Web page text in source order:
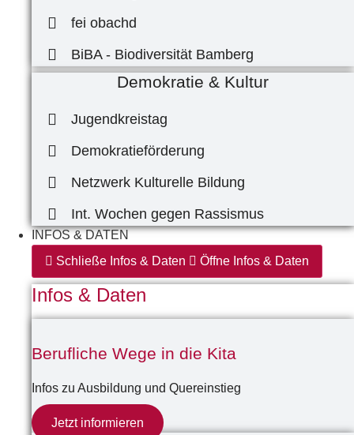
fei obachd
BiBA - Biodiversität Bamberg
Demokratie & Kultur
Jugendkreistag
Demokratieförderung
Netzwerk Kulturelle Bildung
Int. Wochen gegen Rassismus
INFOS & DATEN
Schließe Infos & Daten
Öffne Infos & Daten
Infos & Daten
Berufliche Wege in die Kita
Infos zu Ausbildung und Quereinstieg
Jetzt informieren